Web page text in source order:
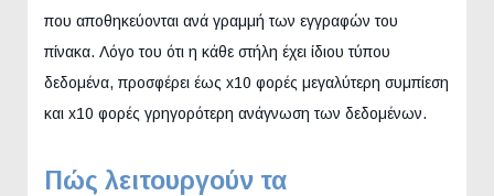
που αποθηκεύονται ανά γραμμή των εγγραφών του
πίνακα. Λόγο του ότι η κάθε στήλη έχει ίδιου τύπου
δεδομένα, προσφέρει έως x10 φορές μεγαλύτερη συμπίεση
και x10 φορές γρηγορότερη ανάγνωση των δεδομένων.
Πώς λειτουργούν τα